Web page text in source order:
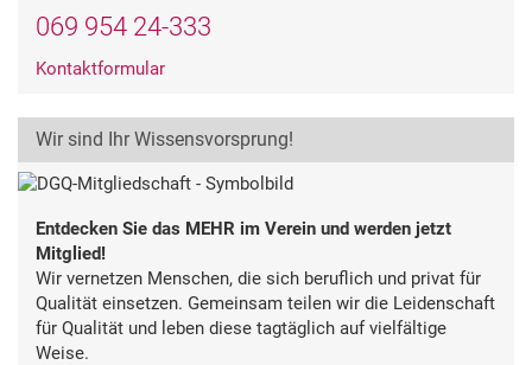
069 954 24-333
Kontaktformular
Wir sind Ihr Wissensvorsprung!
Entdecken Sie das MEHR im Verein und werden jetzt
Mitglied!
Wir vernetzen Menschen, die sich beruflich und privat für
Qualität einsetzen. Gemeinsam teilen wir die Leidenschaft
für Qualität und leben diese tagtäglich auf vielfältige
Weise.